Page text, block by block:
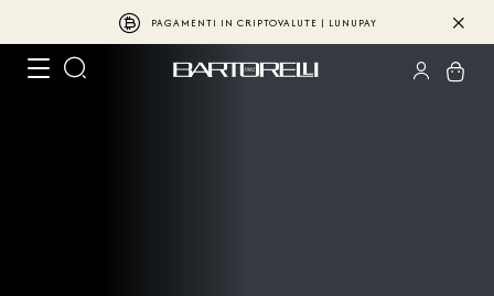
PAGAMENTI IN CRIPTOVALUTE | LUNUPAY